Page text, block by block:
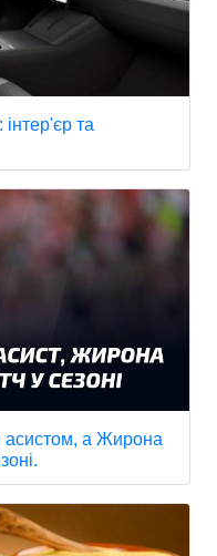
та
асистом, а Жирона